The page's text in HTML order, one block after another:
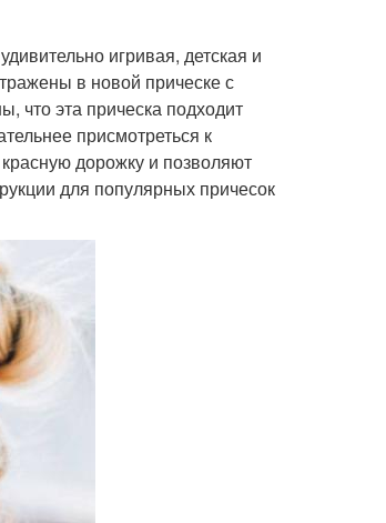
игривая, детская и
в новой прическе с
что эта прическа подходит
присмотреться к
дорожку и позволяют
для популярных причесок